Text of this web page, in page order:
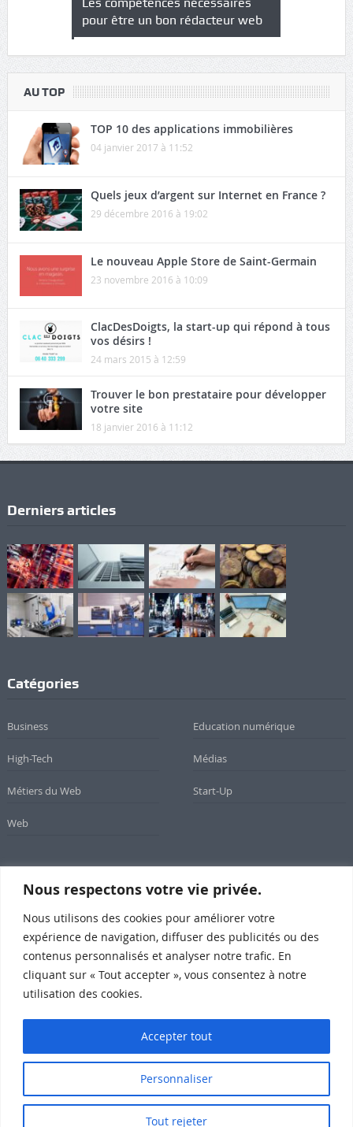
Nous respectons votre vie privée.
Nous utilisons des cookies pour améliorer votre
expérience de navigation, diffuser des publicités ou des
contenus personnalisés et analyser notre trafic. En
cliquant sur « Tout accepter », vous consentez à notre
utilisation des cookies.
Personnaliser
Tout rejeter
Accepter tout
pour être un bon rédacteur web
AU TOP
TOP 10 des applications immobilières
04 janvier 2017 à 11:52
Quels jeux d’argent sur Internet en France ?
29 décembre 2016 à 19:02
Le nouveau Apple Store de Saint-Germain
23 novembre 2016 à 10:09
ClacDesDoigts, la start-up qui répond à tous
vos désirs !
24 mars 2015 à 12:59
Trouver le bon prestataire pour développer
votre site
18 janvier 2016 à 11:12
Derniers articles
Catégories
Business Education numérique
High-Tech Médias
Métiers du Web Start-Up
Web
Newsletter
Inscrivez-vous à notre newsletter
SomeWeb @2015 Propulsé par Wordpress